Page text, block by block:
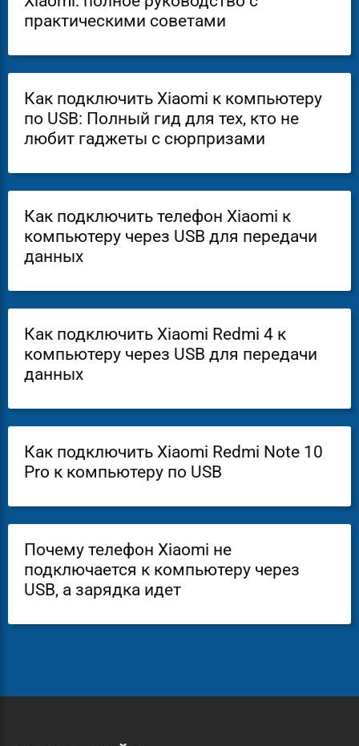
практическими советами
Как подключить Xiaomi к компьютеру
по USB: Полный гид для тех, кто не
любит гаджеты с сюрпризами
Как подключить телефон Xiaomi к
компьютеру через USB для передачи
данных
Как подключить Xiaomi Redmi 4 к
компьютеру через USB для передачи
данных
Как подключить Xiaomi Redmi Note 10
Pro к компьютеру по USB
Почему телефон Xiaomi не
подключается к компьютеру через
USB, а зарядка идет